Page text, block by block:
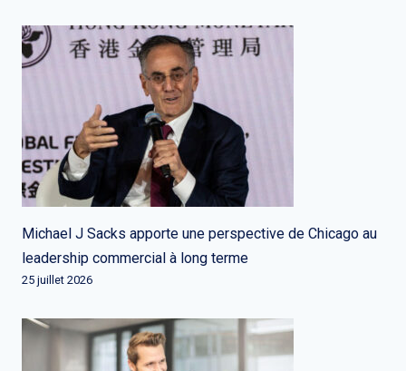
Michael J Sacks apporte une perspective de Chicago au
leadership commercial à long terme
25 juillet 2026